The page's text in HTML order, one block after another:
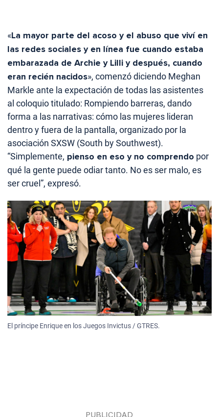
«La mayor parte del acoso y el abuso que viví en
las redes sociales y en línea fue cuando estaba
embarazada de Archie y Lilli y después, cuando
eran recién nacidos», comenzó diciendo Meghan
Markle ante la expectación de todas las asistentes
al coloquio titulado: Rompiendo barreras, dando
forma a las narrativas: cómo las mujeres lideran
dentro y fuera de la pantalla, organizado por la
asociación SXSW (South by Southwest).
“Simplemente, pienso en eso y no comprendo por
qué la gente puede odiar tanto. No es ser malo, es
ser cruel”, expresó.
El príncipe Enrique en los Juegos Invictus / GTRES.